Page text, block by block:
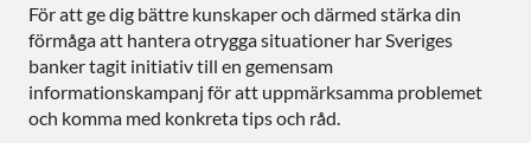
För att ge dig bättre kunskaper och därmed stärka din
förmåga att hantera otrygga situationer har Sveriges
banker tagit initiativ till en gemensam
informationskampanj för att uppmärksamma problemet
och komma med konkreta tips och råd.